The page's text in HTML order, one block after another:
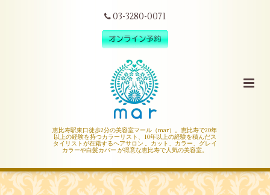
03-3280-0071
恵比寿駅東口徒歩2分の美容室マール（mar）。恵比寿で20年
以上の経験を持つカラーリスト、10年以上の経験を積んだス
タイリストが在籍するヘアサロン 。カット、カラー、グレイ
カラーや白髪カバー が得意な恵比寿で人気の美容室。